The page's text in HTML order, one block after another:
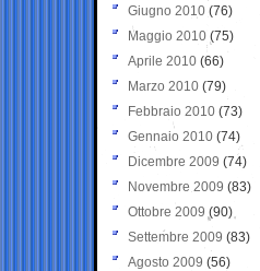
Giugno 2010 (76)
Maggio 2010 (75)
Aprile 2010 (66)
Marzo 2010 (79)
Febbraio 2010 (73)
Gennaio 2010 (74)
Dicembre 2009 (74)
Novembre 2009 (83)
Ottobre 2009 (90)
Settembre 2009 (83)
Agosto 2009 (56)